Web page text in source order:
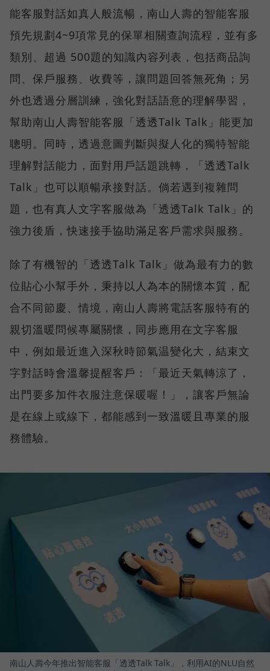
能客服對話如真人般流暢，南山人壽的智能客服
預先規劃4~9項常見的保單相關查詢流程，並有多
類別、超過 500題的知識內容列表，包括商品詢
問、保戶服務、收費等，讓問題回答無死角；另
外也透過分層訓練，強化對話語意的理解學習，
幫助南山人壽智能客服「透透Talk Talk」能更加
聰明。同時，透過意圖判斷與擬人化的獨特智能
理解對話能力，面對用戶話題跳轉，「透透Talk
Talk」也可以順暢承接對話。倘若遇到複雜問
題，也有真人文字客服做為「透透Talk Talk」的
強力後盾，快速接手協助滿足客戶需求與服務。
除了有機智的「透透Talk Talk」做為最有力的數
位貼心小幫手外，秉持以人為本的關懷本質，配
合不同節慶、情境，南山人壽將電話客服特有的
親切溫暖問候專屬關懷，同步應用在文字客服
中，例如最近進入深秋時節氣温變化大，結束文
字對話時會溫馨提醒客戶：「最近天氣轉涼了，
出門要多加件衣服注意保暖喔！」，讓客戶無論
是在線上或線下，都能感到一致溫暖且專業的服
務體驗。
南山人壽今年推出智能客服「透透Talk Talk」，利用AI的NLU自然